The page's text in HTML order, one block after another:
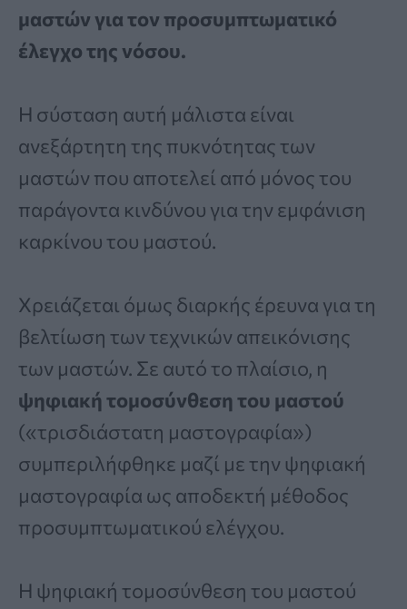
μαστών για τον προσυμπτωματικό
έλεγχο της νόσου.
Η σύσταση αυτή μάλιστα είναι
ανεξάρτητη της πυκνότητας των
μαστών που αποτελεί από μόνος του
παράγοντα κινδύνου για την εμφάνιση
καρκίνου του μαστού.
Χρειάζεται όμως διαρκής έρευνα για τη
βελτίωση των τεχνικών απεικόνισης
των μαστών. Σε αυτό το πλαίσιο, η
ψηφιακή τομοσύνθεση του μαστού
(«τρισδιάστατη μαστογραφία»)
συμπεριλήφθηκε μαζί με την ψηφιακή
μαστογραφία ως αποδεκτή μέθοδος
προσυμπτωματικού ελέγχου.
Η ψηφιακή τομοσύνθεση του μαστού